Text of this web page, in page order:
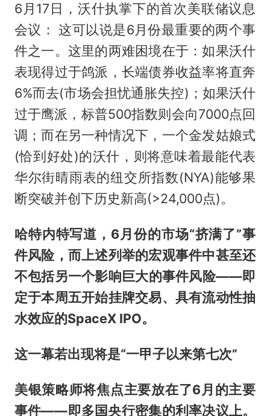
6月17日，沃什执掌下的首次美联储议息
会议： 这可以说是6月份最重要的两个事
件之一。这里的两难困境在于：如果沃什
表现得过于鸽派，长端债券收益率将直奔
6%而去(市场会担忧通胀失控)；如果沃什
过于鹰派，标普500指数则会向7000点回
调；而在另一种情况下，一个金发姑娘式
(恰到好处)的沃什，则将意味着最能代表
华尔街晴雨表的纽交所指数(NYA)能够果
断突破并创下历史新高(>24,000点)。
哈特内特写道，6月份的市场“挤满了”事
件风险，而上述列举的宏观事件中甚至还
不包括另一个影响巨大的事件风险——即
定于本周五开始挂牌交易、具有流动性抽
水效应的SpaceX IPO。
这一幕若出现将是“一甲子以来第七次”
美银策略师将焦点主要放在了6月的主要
事件——即多国央行密集的利率决议上。